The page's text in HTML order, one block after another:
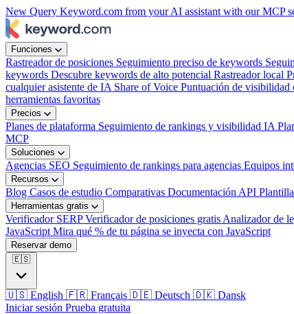
New Query Keyword.com from your AI assistant with our MCP
Funciones
Rastreador de posiciones Seguimiento preciso de keywords
keywords Descubre keywords de alto potencial Rastreador local
cualquier asistente de IA Share of Voice Puntuación de visibilidad
herramientas favoritas
Precios
Planes de plataforma Seguimiento de rankings y visibilidad IA
MCP
Soluciones
Agencias SEO Seguimiento de rankings para agencias Equipos
Recursos
Blog Casos de estudio Comparativas Documentación API
Herramientas gratis
Verificador SERPVerificador de posiciones gratis Analizador de
JavaScript Mira qué % de tu página se inyecta con JavaScript
Reservar demo
🇪🇸
🇺🇸 English 🇫🇷 Français 🇩🇪 Deutsch 🇩🇰 Dansk
Iniciar sesión Prueba gratuita